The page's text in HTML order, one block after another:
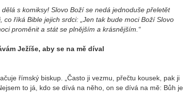
s komiksy! Slovo Boží se nedá jednoduše přeletět
říká Bible jejich srdci: „Jen tak bude moci Boží Slovo
proměnit a stát se plnějším a krásnějším.“
Ježíše, aby se na mě díval
římský biskup. „Často ji vezmu, přečtu kousek, pak ji
to já, kdo se dívá na něho, on se dívá na mě: Bůh je